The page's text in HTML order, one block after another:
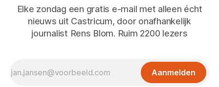
Elke zondag een gratis e-mail met alleen écht
nieuws uit Castricum, door onafhankelijk
journalist Rens Blom. Ruim 2200 lezers
Aanmelden